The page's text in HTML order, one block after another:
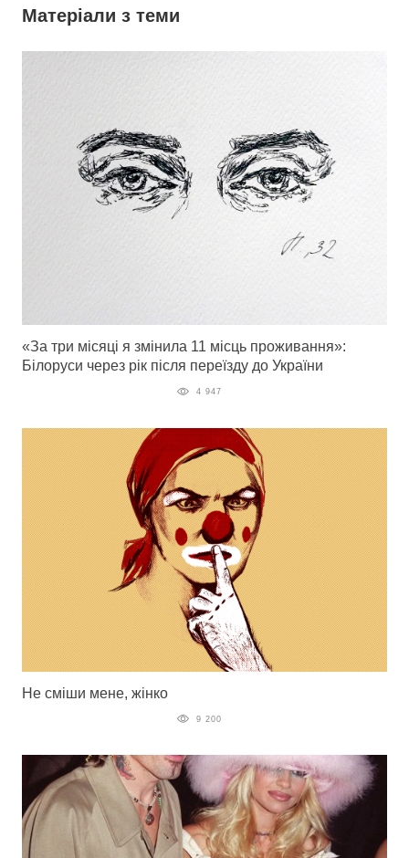
Матеріали з теми
«За три місяці я змінила 11 місць проживання»:
Білоруси через рік після переїзду до України
4 947
Не сміши мене, жінко
9 200